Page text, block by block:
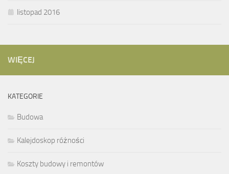
listopad 2016
WIĘCEJ
KATEGORIE
Budowa
Kalejdoskop różności
Koszty budowy i remontów